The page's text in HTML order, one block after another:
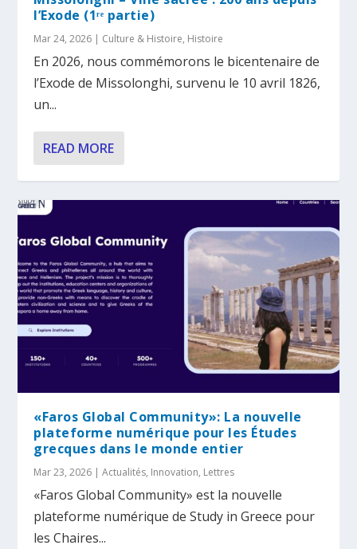
l’Exode (1ʳᵉ partie)
Mar 24, 2026 | Culture & Histoire, Histoire
En 2026, nous commémorons le bicentenaire de
l’Exode de Missolonghi, survenu le 10 avril 1826,
un...
READ MORE
«Faros Global Community»: La nouvelle
plateforme numérique pour les Études
grecques dans le monde entier
Mar 23, 2026 |Actualités, Innovation, Lettres
«Faros Global Community» est la nouvelle
plateforme numérique de Study in Greece pour
les Chaires...